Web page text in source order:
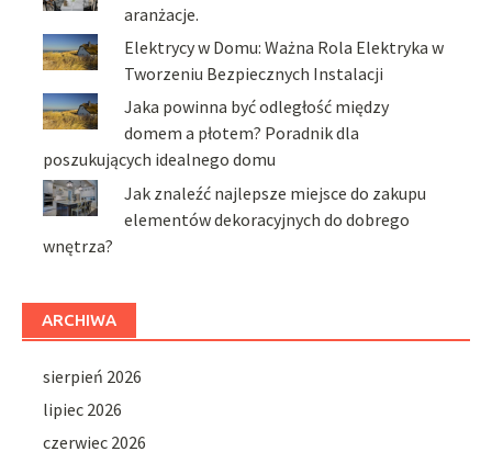
aranżacje.
Elektrycy w Domu: Ważna Rola Elektryka w
Tworzeniu Bezpiecznych Instalacji
Jaka powinna być odległość między
domem a płotem? Poradnik dla
poszukujących idealnego domu
Jak znaleźć najlepsze miejsce do zakupu
elementów dekoracyjnych do dobrego
wnętrza?
ARCHIWA
sierpień 2026
lipiec 2026
czerwiec 2026